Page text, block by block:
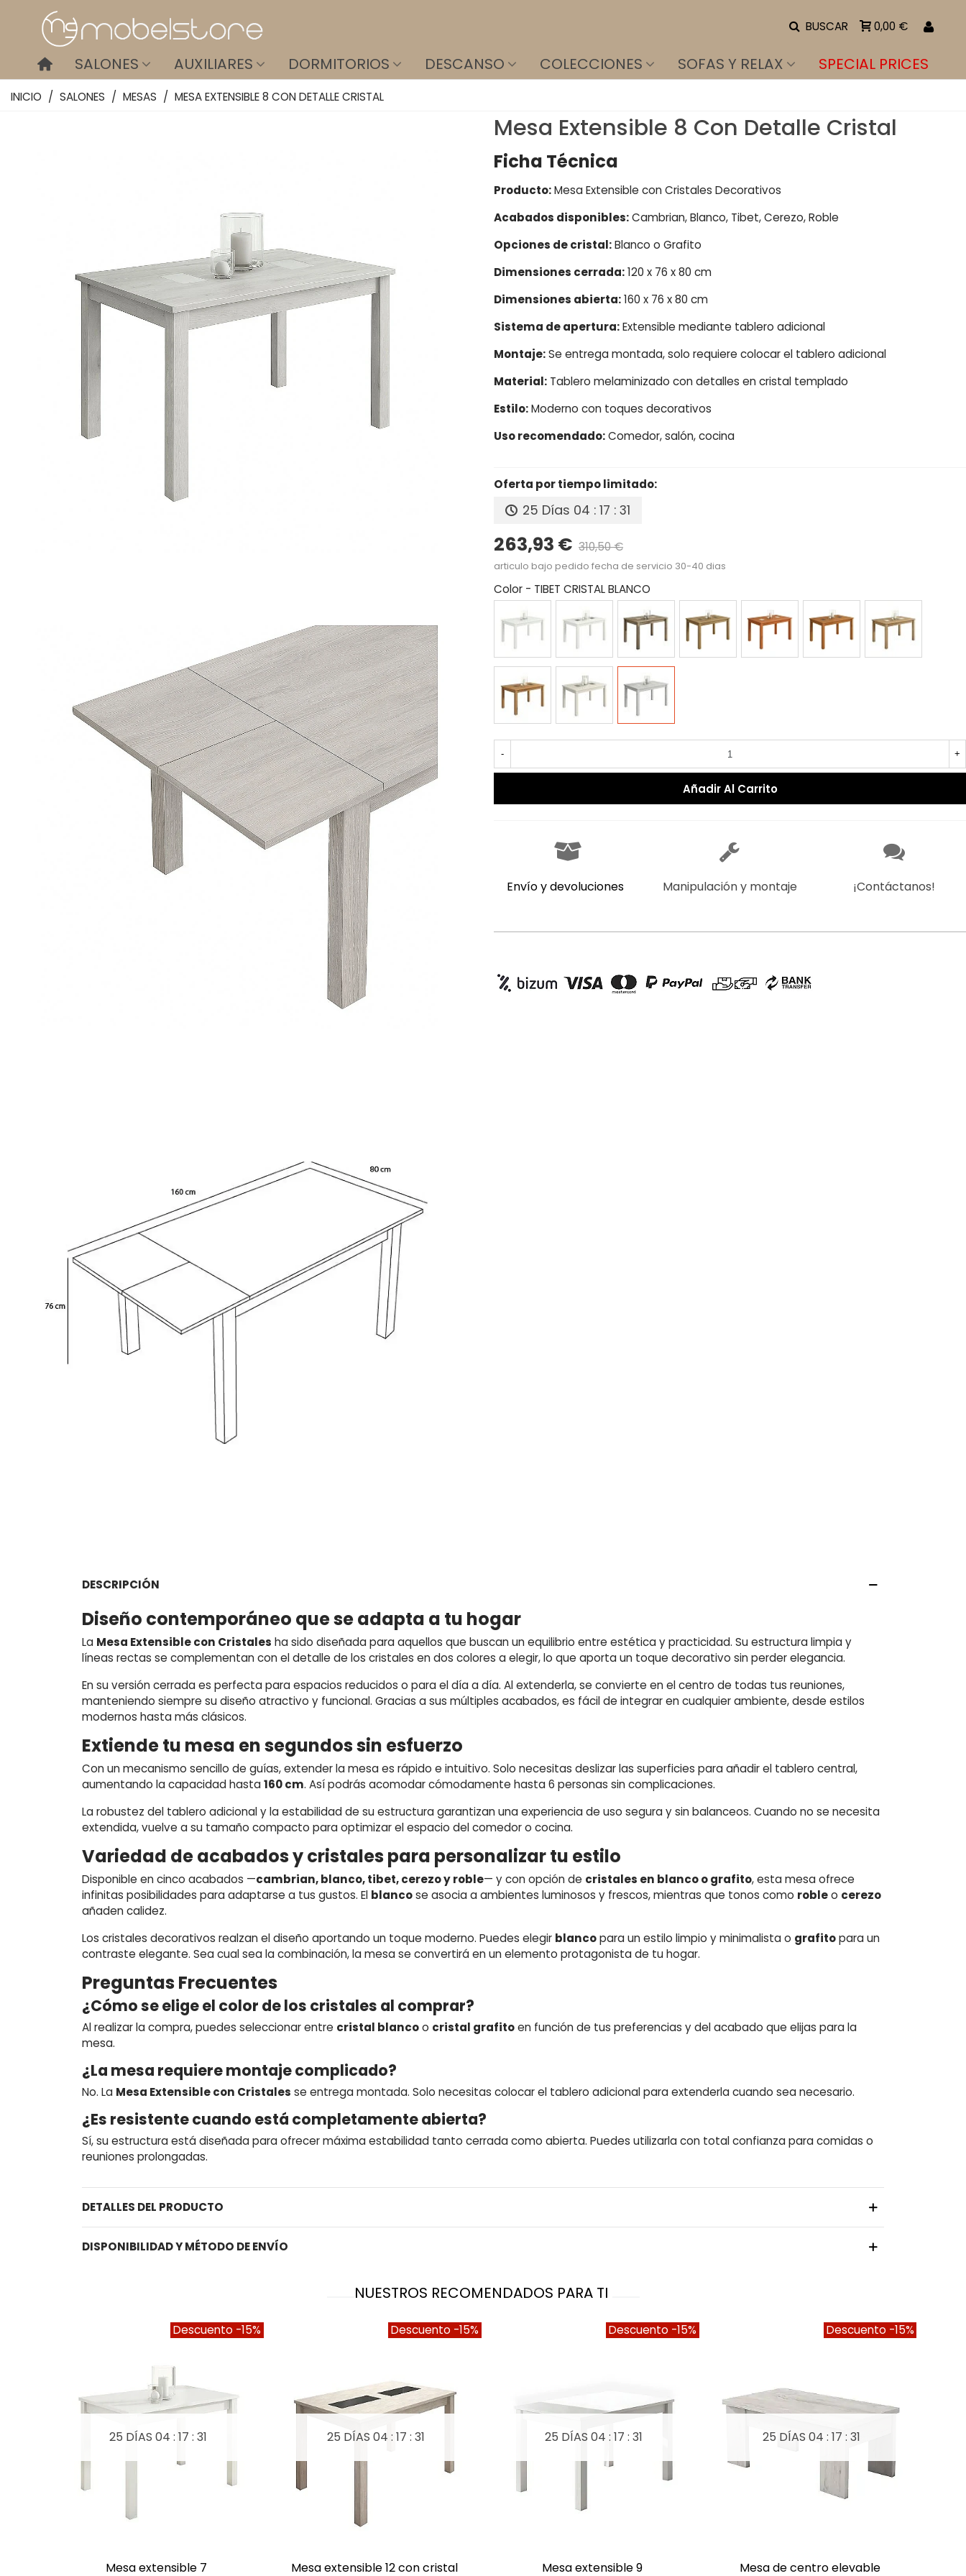
BUSCAR 0,00 €
SALONES AUXILIARES DORMITORIOS DESCANSO COLECCIONES SOFAS Y RELAX SPECIAL PRICES
INICIO / SALONES / MESAS / MESA EXTENSIBLE 8 CON DETALLE CRISTAL
Mesa Extensible 8 Con Detalle Cristal
Ficha Técnica
Producto:Mesa Extensible con Cristales Decorativos
Acabados disponibles:Cambrian, Blanco, Tibet, Cerezo, Roble
Opciones de cristal:Blanco o Grafito
Dimensiones cerrada:120 x 76 x 80 cm
Dimensiones abierta:160 x 76 x 80 cm
Sistema de apertura:Extensible mediante tablero adicional
Montaje:Se entrega montada, solo requiere colocar el tablero adicional
Material: Tablero melaminizado con detalles en cristal templado
Estilo:Moderno con toques decorativos
Uso recomendado:Comedor, salón, cocina
Oferta por tiempo limitado:
25 Días 04 : 17 : 30
263,93 € 310,50 €
articulo bajo pedido fecha de servicio 30-40 dias
Color - TIBET CRISTAL BLANCO
CRISTAL
BLANCO
CRISTAL
GRAFITO
CAMBRIAN
CRISTAL
BLANCO
CRISTAL
GRAFITO
CEREZO
CRISTAL
BLANCO
CRISTAL
GRAFITO
ROBLE
CRISTAL
BLANCO
CRISTAL
GRAFITO
CRISTAL
GRAFITO
CRISTAL
BLANCO
- +
Añadir Al Carrito
Envío y devoluciones Manipulación y montaje ¡Contáctanos!
DESCRIPCIÓN
Diseño contemporáneo que se adapta a tu hogar
La Mesa Extensible con Cristales ha sido diseñada para aquellos que buscan un equilibrio entre estética y practicidad. Su estructura limpia y
líneas rectas se complementan con el detalle de los cristales en dos colores a elegir, lo que aporta un toque decorativo sin perder elegancia.
En su versión cerrada es perfecta para espacios reducidos o para el día a día. Al extenderla, se convierte en el centro de todas tus reuniones,
manteniendo siempre su diseño atractivo y funcional. Gracias a sus múltiples acabados, es fácil de integrar en cualquier ambiente, desde estilos
modernos hasta más clásicos.
Extiende tu mesa en segundos sin esfuerzo
Con un mecanismo sencillo de guías, extender la mesa es rápido e intuitivo. Solo necesitas deslizar las superficies para añadir el tablero central,
aumentando la capacidad hasta160 cm. Así podrás acomodar cómodamente hasta 6 personas sin complicaciones.
La robustez del tablero adicional y la estabilidad de su estructura garantizan una experiencia de uso segura y sin balanceos. Cuando no se necesita
extendida, vuelve a su tamaño compacto para optimizar el espacio del comedor o cocina.
Variedad de acabados y cristales para personalizar tu estilo
Disponible en cinco acabados —cambrian, blanco, tibet, cerezo y roble— y con opción de cristales en blanco o grafito, esta mesa ofrece
infinitas posibilidades para adaptarse a tus gustos. El blancose asocia a ambientes luminosos y frescos, mientras que tonos como robleo cerezo
añaden calidez.
Los cristales decorativos realzan el diseño aportando un toque moderno. Puedes elegir blancopara un estilo limpio y minimalista o grafitopara un
contraste elegante. Sea cual sea la combinación, la mesa se convertirá en un elemento protagonista de tu hogar.
Preguntas Frecuentes
¿Cómo se elige el color de los cristales al comprar?
Al realizar la compra, puedes seleccionar entre cristal blancoo cristal grafitoen función de tus preferencias y del acabado que elijas para la
mesa.
¿La mesa requiere montaje complicado?
No. La Mesa Extensible con Cristales se entrega montada. Solo necesitas colocar el tablero adicional para extenderla cuando sea necesario.
¿Es resistente cuando está completamente abierta?
Sí, su estructura está diseñada para ofrecer máxima estabilidad tanto cerrada como abierta. Puedes utilizarla con total confianza para comidas o
reuniones prolongadas.
DETALLES DEL PRODUCTO
DISPONIBILIDAD Y MÉTODO DE ENVÍO
NUESTROS RECOMENDADOS PARA TI
Descuento -15%
A LISTA DE DESEOS
25 DÍAS 04 : 17 : 30
mesa extensible 7
Descuento -15%
A LISTA DE DESEOS
25 DÍAS 04 : 17 : 30
mesa extensible 12 con cristal
Descuento -15%
A LISTA DE DESEOS
25 DÍAS 04 : 17 : 30
mesa extensible 9
Descuento -15%
A LISTA DE DESEOS
25 DÍAS 04 : 17 : 30
mesa de centro elevable